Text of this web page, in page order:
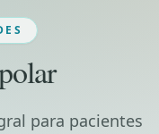
para pacientes